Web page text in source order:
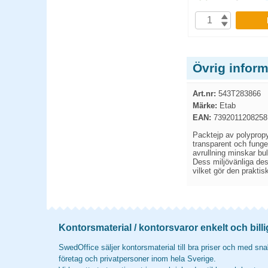
Övrig
Art.nr: 543T283866
Märke: Etab
EAN: 7392011208258
Packtejp av
transparent och
avrullning minskar
Dess miljövänliga
vilket gör den
Kontorsmaterial / kontorsvaror enkelt och
SwedOffice säljer kontorsmaterial till bra priser och med
företag och privatpersoner inom hela Sverige.